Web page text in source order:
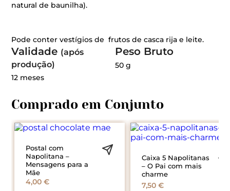
natural de baunilha).
Pode conter vestígios de frutos de casca rija e leite.
Validade (após
produção)
12 meses
Peso Bruto
50 g
Postal com
Napolitana –
Mensagens para a
Mãe
4,00€
Caixa 5 Napolitanas
– O Pai com mais
charme
7,50€